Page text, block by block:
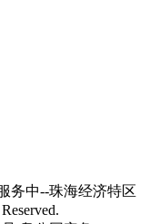
务中--珠海经济特区